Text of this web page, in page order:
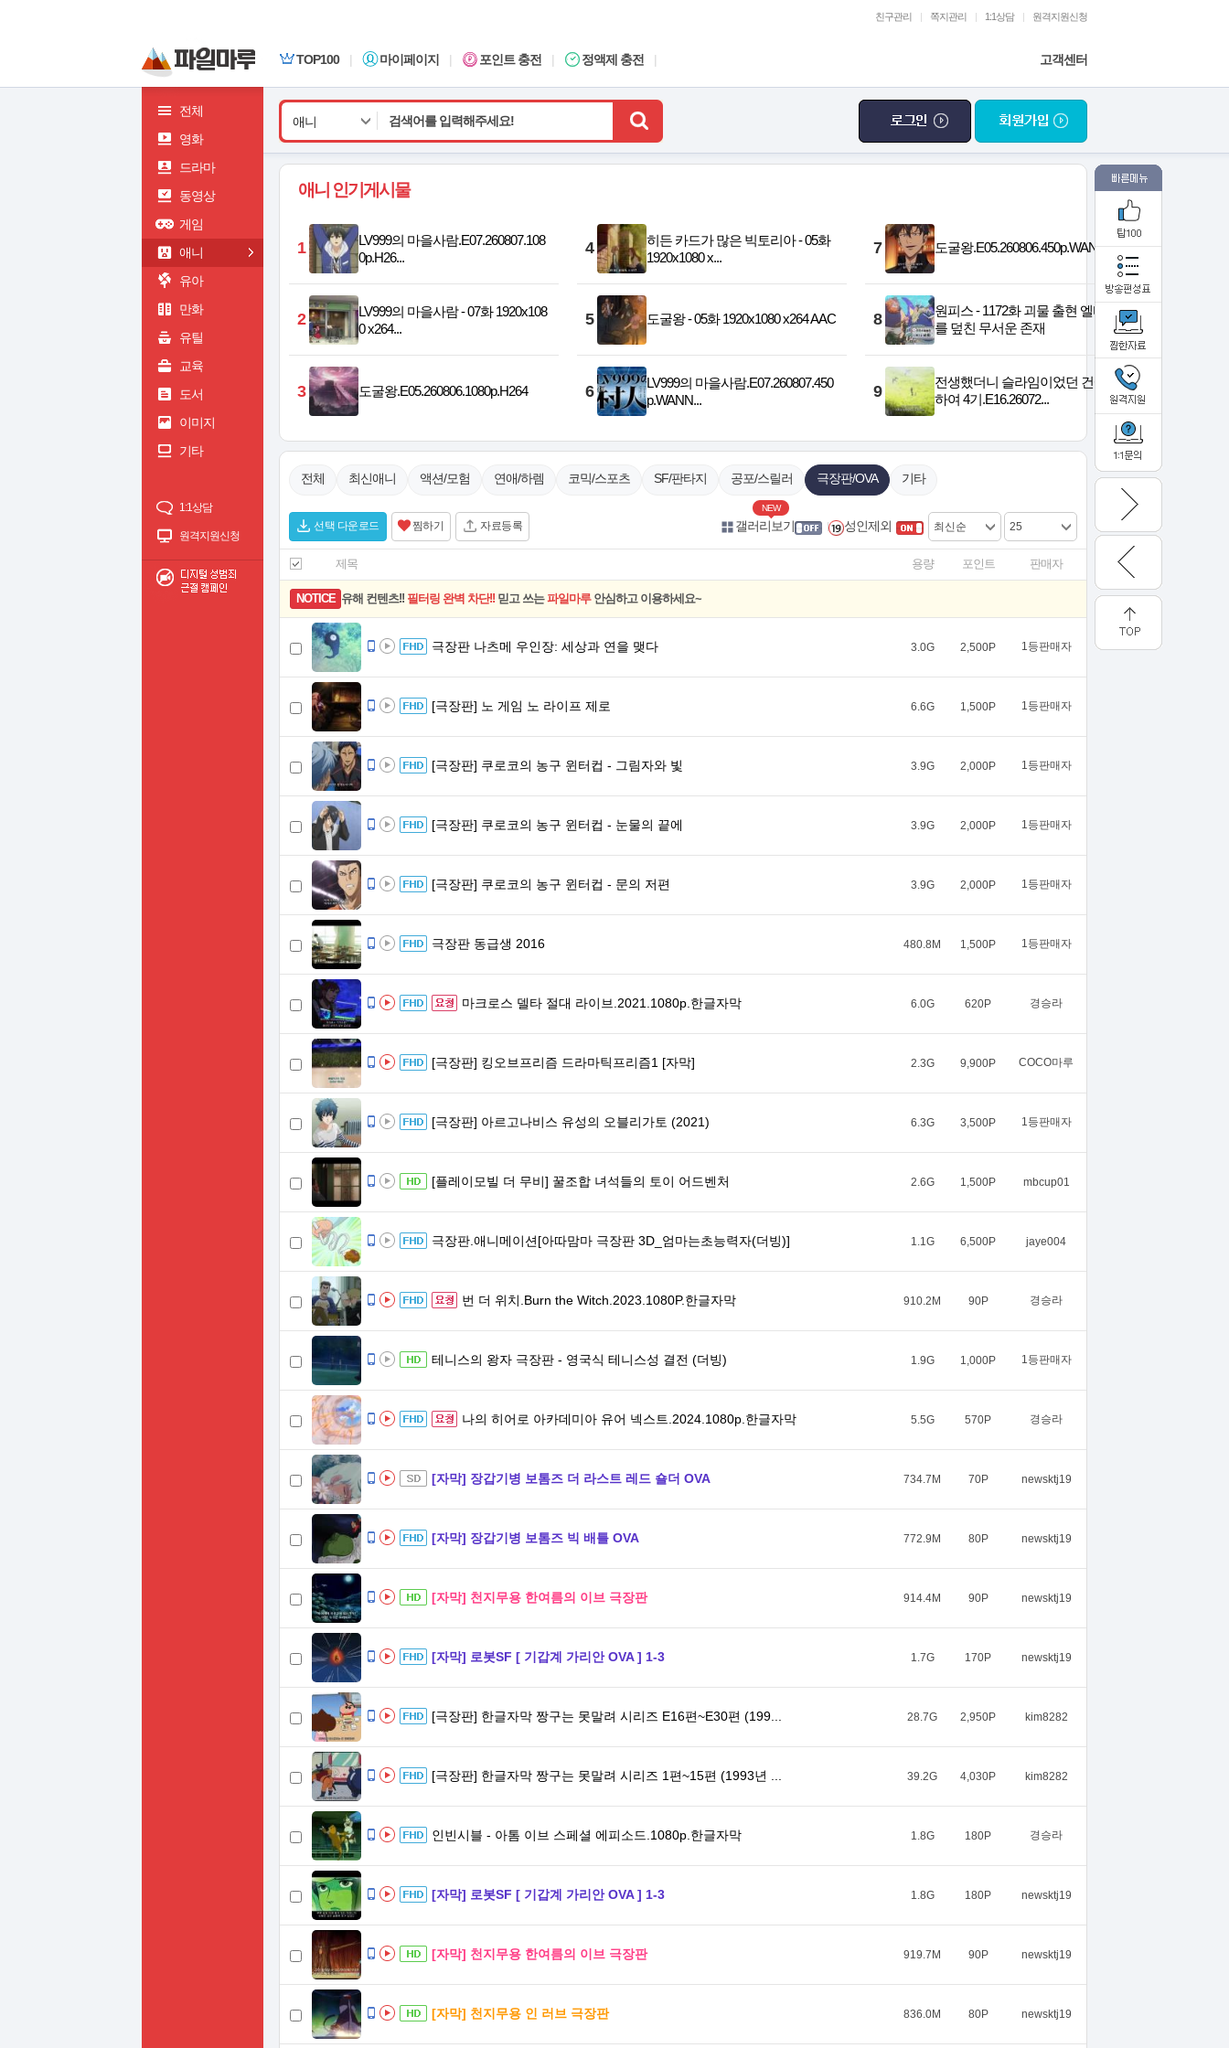
원격지원신청
|
1:1상담
|
쪽지관리
|
친구관리
TOP100 | 마이페이지 | 포인트 충전 | 정액제 충전 | 고객센터
전체
영화
드라마
동영상
게임
애니
유아
만화
유틸
교육
도서
이미지
기타
1:1상담
원격지원신청
애니
애니 인기게시물
1
LV999의 마을사람.E07.260807.108
0p.H26...
2
LV999의 마을사람 - 07화 1920x108
0 x264...
3 도굴왕.E05.260806.1080p.H264
4
히든 카드가 많은 빅토리아 - 05화
1920x1080 x...
5 도굴왕 - 05화 1920x1080 x264 AAC
6
LV999의 마을사람.E07.260807.450
p.WANN...
7 도굴왕.E05.260806.450p.WANNA
8
원피스 - 1172화 괴물 출현 엘바프
를 덮친 무서운 존재
9
전생했더니 슬라임이었던 건에 대
하여 4기.E16.26072...
전체 최신애니 액션/모험 연애/하렘 코믹/스포츠 SF/판타지 공포/스릴러 극장판/OVA 기타
선택 다운로드 찜하기 자료등록
NEW
갤러리보기 성인제외
제목 용량 포인트 판매자
유해 컨텐츠!! 필터링 완벽 차단!! 믿고 쓰는파일마루안심하고 이용하세요~
극장판 나츠메 우인장: 세상과 연을 맺다 3.0G 2,500P 1등판매자
[극장판] 노 게임 노 라이프 제로 6.6G 1,500P 1등판매자
[극장판] 쿠로코의 농구 윈터컵 - 그림자와 빛 3.9G 2,000P 1등판매자
[극장판] 쿠로코의 농구 윈터컵 - 눈물의 끝에 3.9G 2,000P 1등판매자
[극장판] 쿠로코의 농구 윈터컵 - 문의 저편 3.9G 2,000P 1등판매자
극장판 동급생 2016 480.8M 1,500P 1등판매자
마크로스 델타 절대 라이브.2021.1080p.한글자막 6.0G 620P 경승라
[극장판] 킹오브프리즘 드라마틱프리즘1 [자막] 2.3G 9,900P COCO마루
[극장판] 아르고나비스 유성의 오블리가토 (2021) 6.3G 3,500P 1등판매자
[플레이모빌 더 무비] 꿀조합 녀석들의 토이 어드벤처 2.6G 1,500P mbcup01
극장판.애니메이션[아따맘마 극장판 3D_엄마는초능력자(더빙)] 1.1G 6,500P jaye004
번 더 위치.Burn the Witch.2023.1080P.한글자막 910.2M 90P 경승라
테니스의 왕자 극장판 - 영국식 테니스성 결전 (더빙) 1.9G 1,000P 1등판매자
나의 히어로 아카데미아 유어 넥스트.2024.1080p.한글자막 5.5G 570P 경승라
[자막] 장갑기병 보톰즈 더 라스트 레드 숄더 OVA 734.7M 70P newsktj19
[자막] 장갑기병 보톰즈 빅 배틀 OVA 772.9M 80P newsktj19
[자막] 천지무용 한여름의 이브 극장판 914.4M 90P newsktj19
[자막] 로봇SF [ 기갑계 가리안 OVA ] 1-3 1.7G 170P newsktj19
[극장판] 한글자막 짱구는 못말려 시리즈 E16편~E30편 (199... 28.7G 2,950P kim8282
[극장판] 한글자막 짱구는 못말려 시리즈 1편~15편 (1993년 ... 39.2G 4,030P kim8282
인빈시블 - 아톰 이브 스페셜 에피소드.1080p.한글자막 1.8G 180P 경승라
[자막] 로봇SF [ 기갑계 가리안 OVA ] 1-3 1.8G 180P newsktj19
[자막] 천지무용 한여름의 이브 극장판 919.7M 90P newsktj19
[자막] 천지무용 인 러브 극장판 836.0M 80P newsktj19